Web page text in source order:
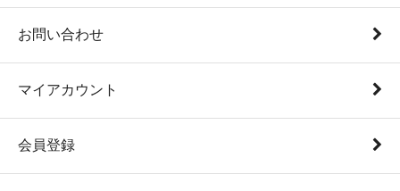
お問い合わせ
マイアカウント
会員登録